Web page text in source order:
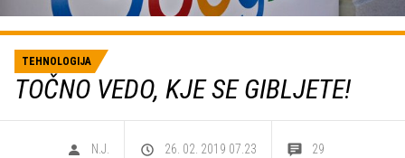
TEHNOLOGIJA
TOČNO VEDO, KJE SE GIBLJETE!
N.J. 26. 02. 2019 07.23 29